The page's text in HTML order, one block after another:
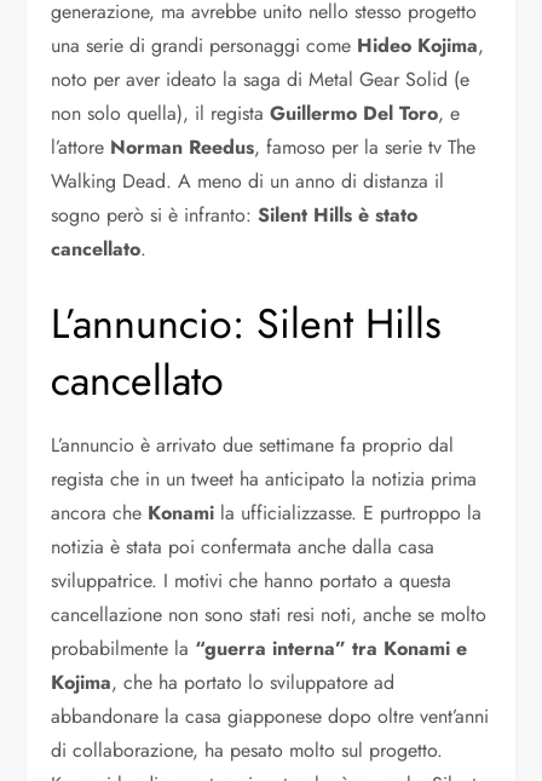
generazione, ma avrebbe unito nello stesso progetto
una serie di grandi personaggi come Hideo Kojima,
noto per aver ideato la saga di Metal Gear Solid (e
non solo quella), il registaGuillermo Del Toro, e
l’attore Norman Reedus, famoso per la serie tv The
Walking Dead. A meno di un anno di distanza il
sogno però si è infranto:Silent Hills è stato
cancellato.
L’annuncio: Silent Hills
cancellato
L’annuncio è arrivato due settimane fa proprio dal
regista che in un tweet ha anticipato la notizia prima
ancora che Konami la ufficializzasse. E purtroppo la
notizia è stata poi confermata anche dalla casa
sviluppatrice. I motivi che hanno portato a questa
cancellazione non sono stati resi noti, anche se molto
probabilmente la “guerra interna” tra Konami e
Kojima, che ha portato lo sviluppatore ad
abbandonare la casa giapponese dopo oltre vent’anni
di collaborazione, ha pesato molto sul progetto.